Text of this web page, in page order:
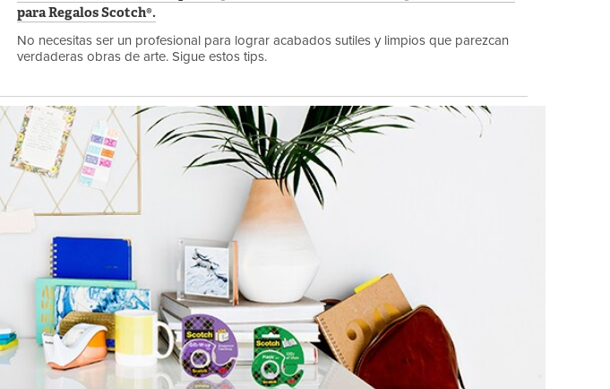
para Regalos Scotch®.
No necesitas ser un profesional para lograr acabados sutiles y limpios que parezcan
verdaderas obras de arte. Sigue estos tips.